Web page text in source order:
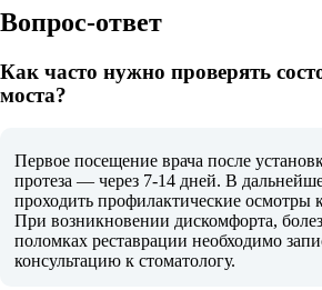
Вопрос-ответ
Как часто нужно проверять
моста?
Первое посещение врача после
протеза — через 7-14 дней. В
проходить профилактические осмотры
При возникновении дискомфорта,
поломках реставрации необходимо
консультацию к стоматологу.